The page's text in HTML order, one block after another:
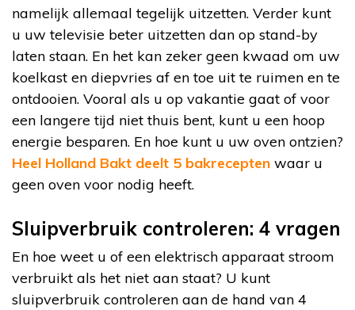
namelijk allemaal tegelijk uitzetten. Verder kunt
u uw televisie beter uitzetten dan op stand-by
laten staan. En het kan zeker geen kwaad om uw
koelkast en diepvries af en toe uit te ruimen en te
ontdooien. Vooral als u op vakantie gaat of voor
een langere tijd niet thuis bent, kunt u een hoop
energie besparen. En hoe kunt u uw oven ontzien?
Heel Holland Bakt deelt 5 bakrecepten waar u
geen oven voor nodig heeft.
Sluipverbruik controleren: 4 vragen
En hoe weet u of een elektrisch apparaat stroom
verbruikt als het niet aan staat? U kunt
sluipverbruik controleren aan de hand van 4